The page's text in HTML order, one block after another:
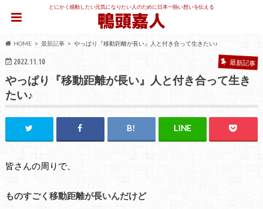
とにかく感動したい元気になりたい人のために日本一熱い想いを伝える
HOME 最新記事 やっぱり『移動距離が長い』人と付き合って生きたい♪
2022.11.10 最新記事
やっぱり『移動距離が長い』人と付き合って生き
たい♪
皆さんの周りで、
ものすごく移動距離が長いんだけど